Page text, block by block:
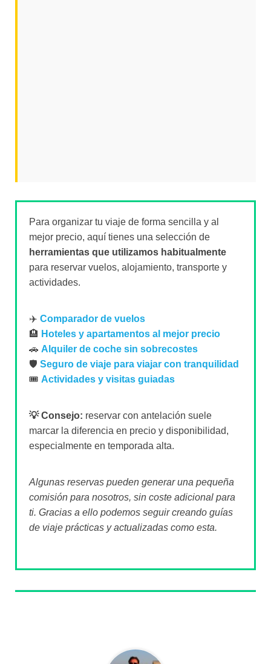
Para organizar tu viaje de forma sencilla y al
mejor precio, aquí tienes una selección de
herramientas que utilizamos habitualmente
para reservar vuelos, alojamiento, transporte y
actividades.
✈️ Comparador de vuelos
🏨 Hoteles y apartamentos al mejor precio
🚗 Alquiler de coche sin sobrecostes
🛡️ Seguro de viaje para viajar con tranquilidad
🎟️ Actividades y visitas guiadas
💡 Consejo: reservar con antelación suele
marcar la diferencia en precio y disponibilidad,
especialmente en temporada alta.
Algunas reservas pueden generar una pequeña
comisión para nosotros, sin coste adicional para
ti. Gracias a ello podemos seguir creando guías
de viaje prácticas y actualizadas como esta.